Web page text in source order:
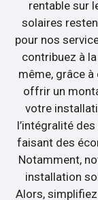
rentable sur
solaires
pour nos
contribuez à
même, grâce
offrir un
votre
l’intégralité
faisant des
Notamment,
installation
Alors,